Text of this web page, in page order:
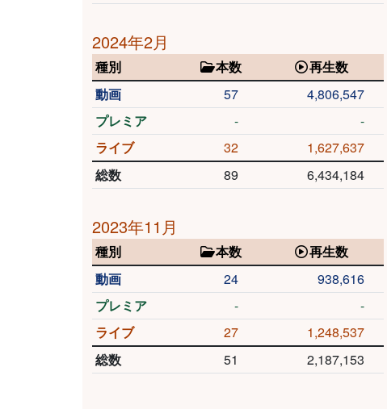
2024年2月
種別 本数
再生数
動画
57
4,806,547
プレミア
-
-
ライブ
32
1,627,637
総数
89 6,434,184
2023年11月
種別 本数
再生数
動画
24
938,616
プレミア
-
-
ライブ
27
1,248,537
総数
51 2,187,153